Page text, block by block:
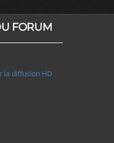
FORUM
la diffusion HD